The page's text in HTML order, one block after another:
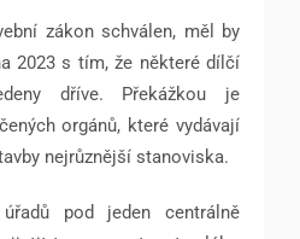
zákon schválen, měl by
2023 s tím, že některé dílčí
dříve. Překážkou je
orgánů, které vydávají
nejrůznější stanoviska.
pod jeden centrálně